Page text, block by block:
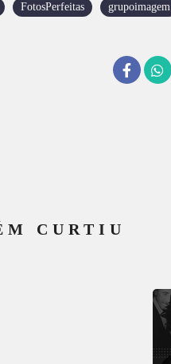
FotosPerfeitas grupoimagem
CURTIU